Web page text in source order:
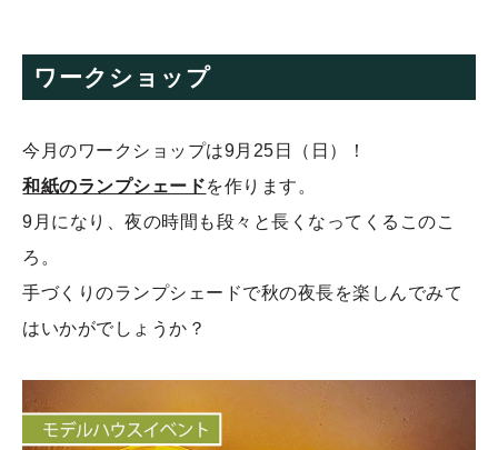
ワークショップ
今月のワークショップは9月25日（日）！
和紙のランプシェードを作ります。
9月になり、夜の時間も段々と長くなってくるこのこ
ろ。
手づくりのランプシェードで秋の夜長を楽しんでみて
はいかがでしょうか？